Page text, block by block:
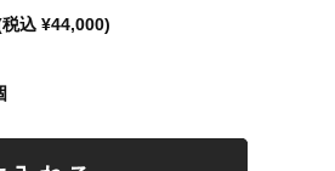
込 ¥44,000)